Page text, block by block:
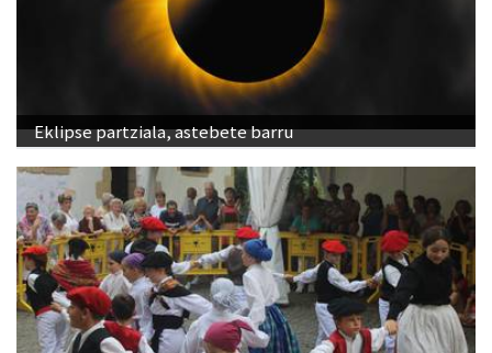
Eklipse partziala, astebete barru